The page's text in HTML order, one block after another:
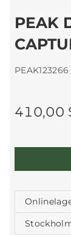
PEAK
PEAK123266
410,00